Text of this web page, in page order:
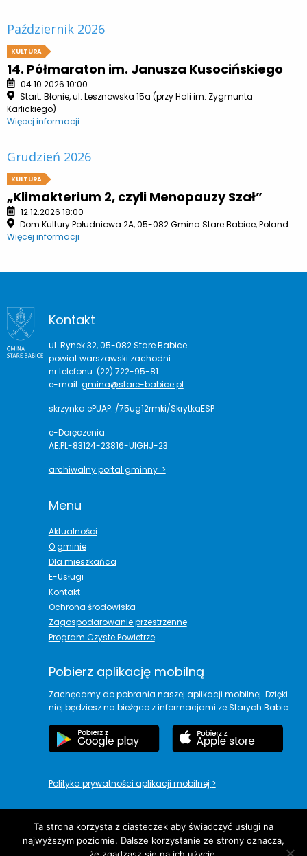
Październik 2026
KULTURA
14. Półmaraton im. Janusza Kusocińskiego
04.10.2026 10:00
Start: Błonie, ul. Lesznowska 15a (przy Hali im. Zygmunta
Karlickiego)
Więcej informacji
Grudzień 2026
KULTURA
„Klimakterium 2, czyli Menopauzy Szał”
12.12.2026 18:00
Dom Kultury Południowa 2A, 05-082 Gmina Stare Babice, Poland
Więcej informacji
Kontakt
ul. Rynek 32, 05-082 Stare Babice
powiat warszawski zachodni
nr telefonu: (22) 722-95-81
e-mail: gmina@stare-babice.pl
skrzynka ePUAP: /75ug12rmki/SkrytkaESP
e-Doręczenia:
AE:PL-83124-23816-UIGHJ-23
archiwalny portal gminny >
Menu
Aktualności
O gminie
Dla mieszkańca
E-Usługi
Kontakt
Ochrona środowiska
Zagospodarowanie przestrzenne
Program Czyste Powietrze
Pobierz aplikację mobilną
Zachęcamy do pobrania naszej aplikacji mobilnej. Dzięki
niej będziesz na bieżąco z informacjami ze Starych Babic
Polityka prywatności aplikacji mobilnej >
copyright© Urząd Gminy Stare Babice
Ta strona korzysta z ciasteczek aby świadczyć usługi na
najwyższym poziomie. Dalsze korzystanie ze strony oznacza,